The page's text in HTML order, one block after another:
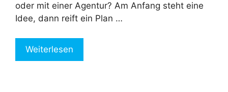
oder mit einer Agentur? Am Anfang steht eine
Idee, dann reift ein Plan …
Weiterlesen